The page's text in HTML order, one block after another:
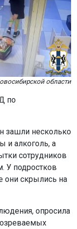
области
по
зашли несколько
и алкоголь, а
сотрудников
У подростков
они скрылись на
опросила